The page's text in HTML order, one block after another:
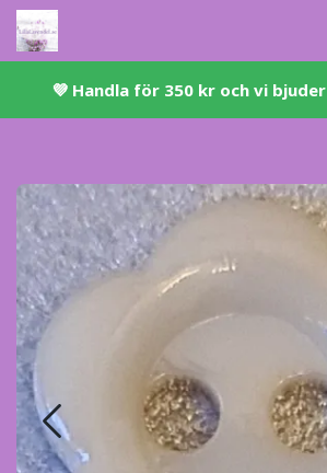
💜 ​Handla för 350 kr och vi